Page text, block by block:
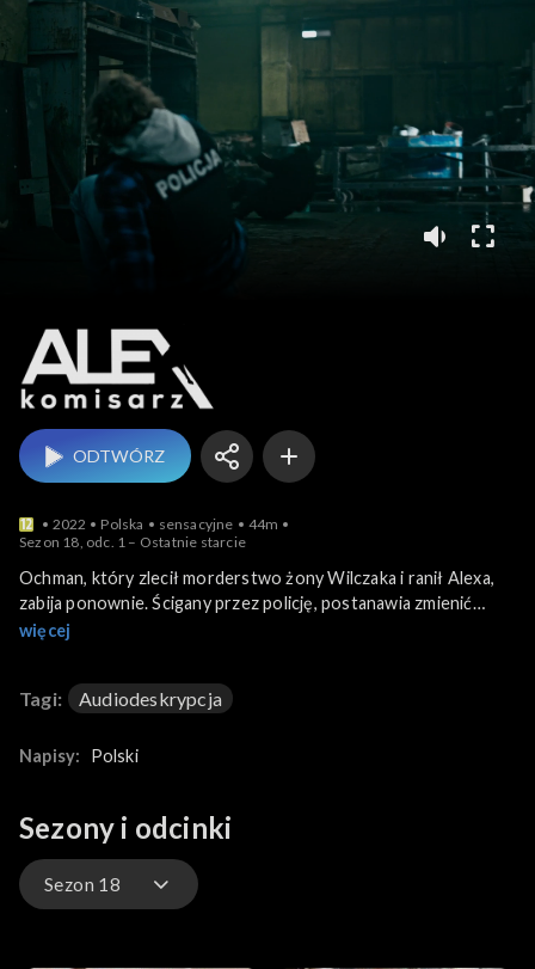
ODTWÓRZ
2022 Polska sensacyjne
44m
Sezon 18, odc. 1 – Ostatnie starcie
Ochman, który zlecił morderstwo żony Wilczaka i ranił Alexa,
zabija ponownie. Ścigany przez policję, postanawia zmienić
tożsamość. Potrzebuje skóry z palców ofiary, żeby zafundować
wytropić Ochmana trzeba go odciąć od pomocy kumpli, z
którymi robił interesy. Bogna uważa, że emocje Wilczaka
znalezionych w lesie. Nie wie, że to ofiara Ochmana.
więcej
Tagi: Audiodeskrypcja
Napisy: Polski
Sezony i odcinki
Sezon 18